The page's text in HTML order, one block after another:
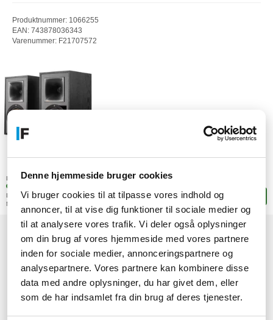
Denne hjemmeside bruger cookies
Vi bruger cookies til at tilpasse vores indhold og
annoncer, til at vise dig funktioner til sociale medier og
til at analysere vores trafik. Vi deler også oplysninger
om din brug af vores hjemmeside med vores partnere
inden for sociale medier, annonceringspartnere og
analysepartnere. Vores partnere kan kombinere disse
data med andre oplysninger, du har givet dem, eller
som de har indsamlet fra din brug af deres tjenester.
Produktnummer: 1066255
EAN: 743878036343
Varenummer: F21707572
Lagerstatus:
Leveringstid: 4-8 hverdage
Mere leveringsinfo
Læg i kurven
1